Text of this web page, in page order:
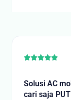
Rated
Solusi AC
cari saja